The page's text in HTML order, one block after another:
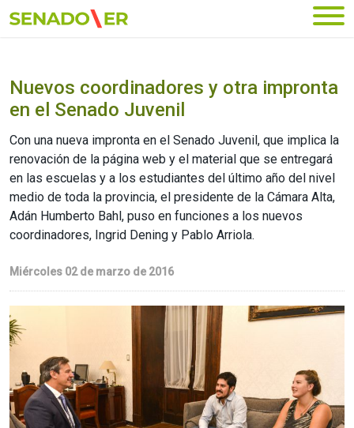
Ir al menú principal
Nuevos coordinadores y otra impronta
en el Senado Juvenil
Con una nueva impronta en el Senado Juvenil, que implica la
renovación de la página web y el material que se entregará
en las escuelas y a los estudiantes del último año del nivel
medio de toda la provincia, el presidente de la Cámara Alta,
Adán Humberto Bahl, puso en funciones a los nuevos
coordinadores, Ingrid Dening y Pablo Arriola.
Miércoles 02 de marzo de 2016